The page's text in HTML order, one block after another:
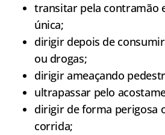
transitar pela contramão
única;
dirigir depois de
ou drogas;
dirigir ameaçando
ultrapassar pelo
dirigir de forma perigosa
corrida;